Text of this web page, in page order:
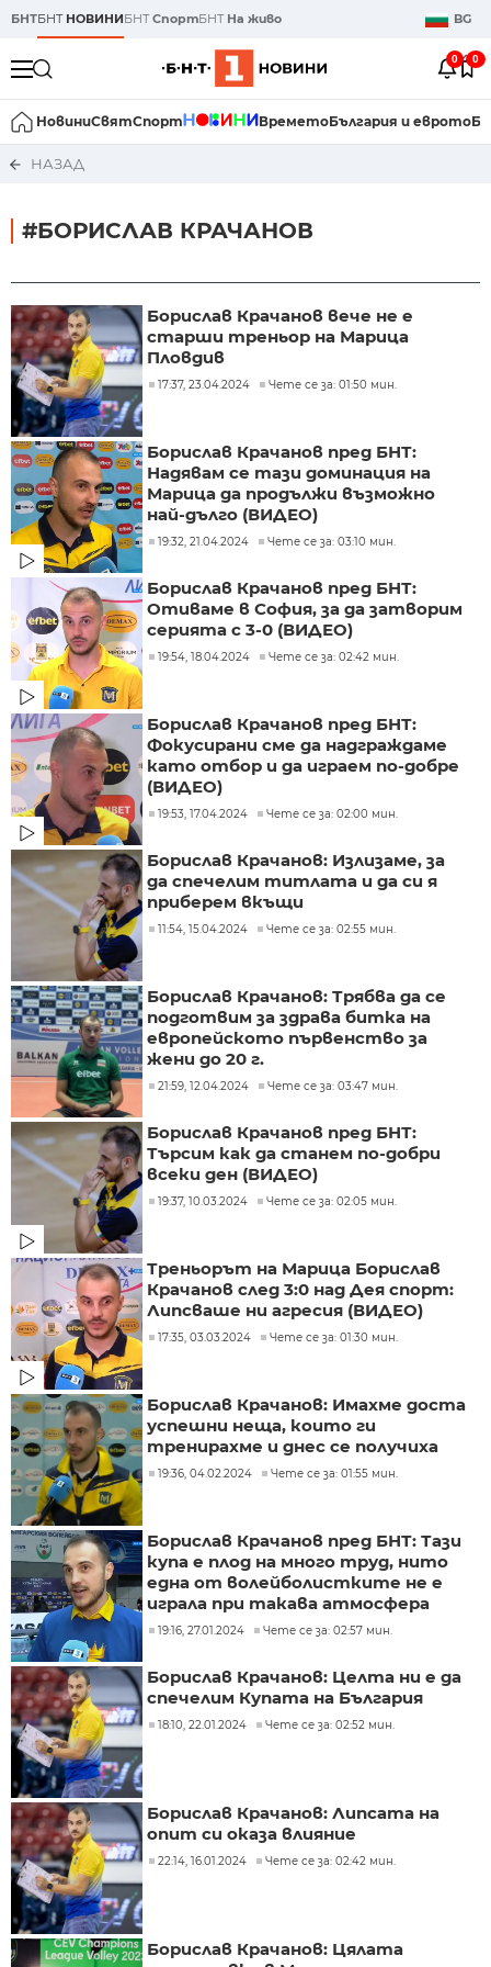
БНТБНТ НОВИНИБНТСпортБНТ На живо BG
0 0
НовиниСвятСпорт ВреметоБългария и еврото
НАЗАД
#БОРИСЛАВ КРАЧАНОВ
Борислав Крачанов вече не е
старши треньор на Марица
Пловдив
17:37, 23.04.2024 Чете се за: 01:50 мин.
Борислав Крачанов пред БНТ:
Надявам се тази доминация на
Марица да продължи възможно
най-дълго (ВИДЕО)
19:32, 21.04.2024 Чете се за: 03:10 мин.
Борислав Крачанов пред БНТ:
Отиваме в София, за да затворим
серията с 3-0 (ВИДЕО)
19:54, 18.04.2024 Чете се за: 02:42 мин.
Борислав Крачанов пред БНТ:
Фокусирани сме да надграждаме
като отбор и да играем по-добре
(ВИДЕО)
19:53, 17.04.2024 Чете се за: 02:00 мин.
Борислав Крачанов: Излизаме, за
да спечелим титлата и да си я
приберем вкъщи
11:54, 15.04.2024 Чете се за: 02:55 мин.
Борислав Крачанов: Трябва да се
подготвим за здрава битка на
европейското първенство за
жени до 20 г.
21:59, 12.04.2024 Чете се за: 03:47 мин.
Борислав Крачанов пред БНТ:
Търсим как да станем по-добри
всеки ден (ВИДЕО)
19:37, 10.03.2024 Чете се за: 02:05 мин.
Треньорът на Марица Борислав
Крачанов след 3:0 над Дея спорт:
Липсваше ни агресия (ВИДЕО)
17:35, 03.03.2024 Чете се за: 01:30 мин.
Борислав Крачанов: Имахме доста
успешни неща, които ги
тренирахме и днес се получиха
19:36, 04.02.2024 Чете се за: 01:55 мин.
Борислав Крачанов пред БНТ: Тази
купа е плод на много труд, нито
една от волейболистките не е
играла при такава атмосфера
19:16, 27.01.2024 Чете се за: 02:57 мин.
Борислав Крачанов: Целта ни е да
спечелим Купата на България
18:10, 22.01.2024 Чете се за: 02:52 мин.
Борислав Крачанов: Липсата на
опит си оказа влияние
22:14, 16.01.2024 Чете се за: 02:42 мин.
Борислав Крачанов: Цялата